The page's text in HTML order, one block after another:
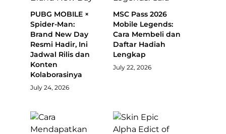
PUBG MOBILE ×
Spider-Man:
Brand New Day
Resmi Hadir, Ini
Jadwal Rilis dan
Konten
Kolaborasinya
July 24, 2026
MSC Pass 2026
Mobile Legends:
Cara Membeli dan
Daftar Hadiah
Lengkap
July 22, 2026